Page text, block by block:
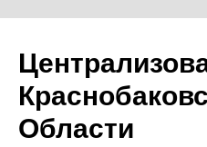
Области